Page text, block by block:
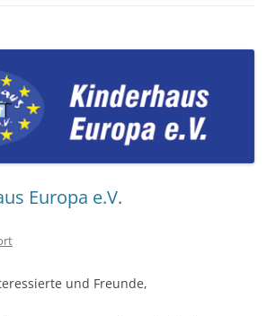
Europa e.V.
und Freunde,